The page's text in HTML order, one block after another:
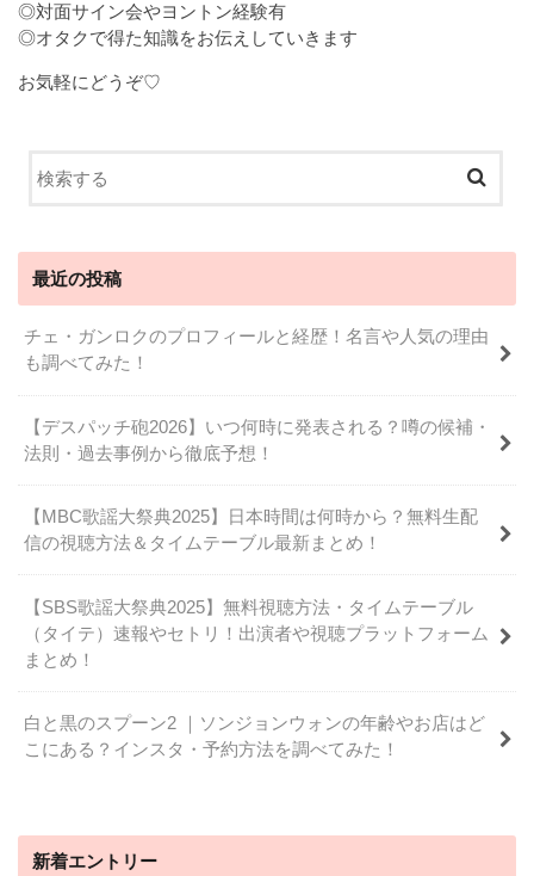
◎対面サイン会やヨントン経験有
◎オタクで得た知識をお伝えしていきます
お気軽にどうぞ♡
最近の投稿
チェ・ガンロクのプロフィールと経歴！名言や人気の理由
も調べてみた！
【デスパッチ砲2026】いつ何時に発表される？噂の候補・
法則・過去事例から徹底予想！
【MBC歌謡大祭典2025】日本時間は何時から？無料生配
信の視聴方法＆タイムテーブル最新まとめ！
【SBS歌謡大祭典2025】無料視聴方法・タイムテーブル
（タイテ）速報やセトリ！出演者や視聴プラットフォーム
まとめ！
白と黒のスプーン2 ｜ソンジョンウォンの年齢やお店はど
こにある？インスタ・予約方法を調べてみた！
新着エントリー